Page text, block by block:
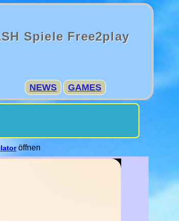
Spiele Free2play
GAMES
NEWS
öffnen